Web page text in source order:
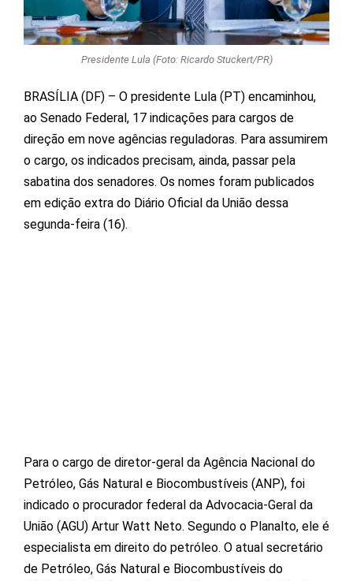
Presidente Lula (Foto: Ricardo Stuckert/PR)
BRASÍLIA (DF) – O presidente Lula (PT) encaminhou,
ao Senado Federal, 17 indicações para cargos de
direção em nove agências reguladoras. Para assumirem
o cargo, os indicados precisam, ainda, passar pela
sabatina dos senadores. Os nomes foram publicados
em edição extra do Diário Oficial da União dessa
segunda-feira (16).
Para o cargo de diretor-geral da Agência Nacional do
Petróleo, Gás Natural e Biocombustíveis (ANP), foi
indicado o procurador federal da Advocacia-Geral da
União (AGU) Artur Watt Neto. Segundo o Planalto, ele é
especialista em direito do petróleo. O atual secretário
de Petróleo, Gás Natural e Biocombustíveis do